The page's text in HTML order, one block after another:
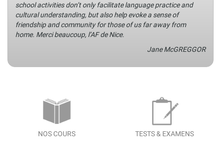
school activities don’t only facilitate language practice and
cultural understanding, but also help evoke a sense of
friendship and community for those of us far away from
home. Merci beaucoup, l’AF de Nice.
Jane McGREGGOR
NOS COURS TESTS & EXAMENS